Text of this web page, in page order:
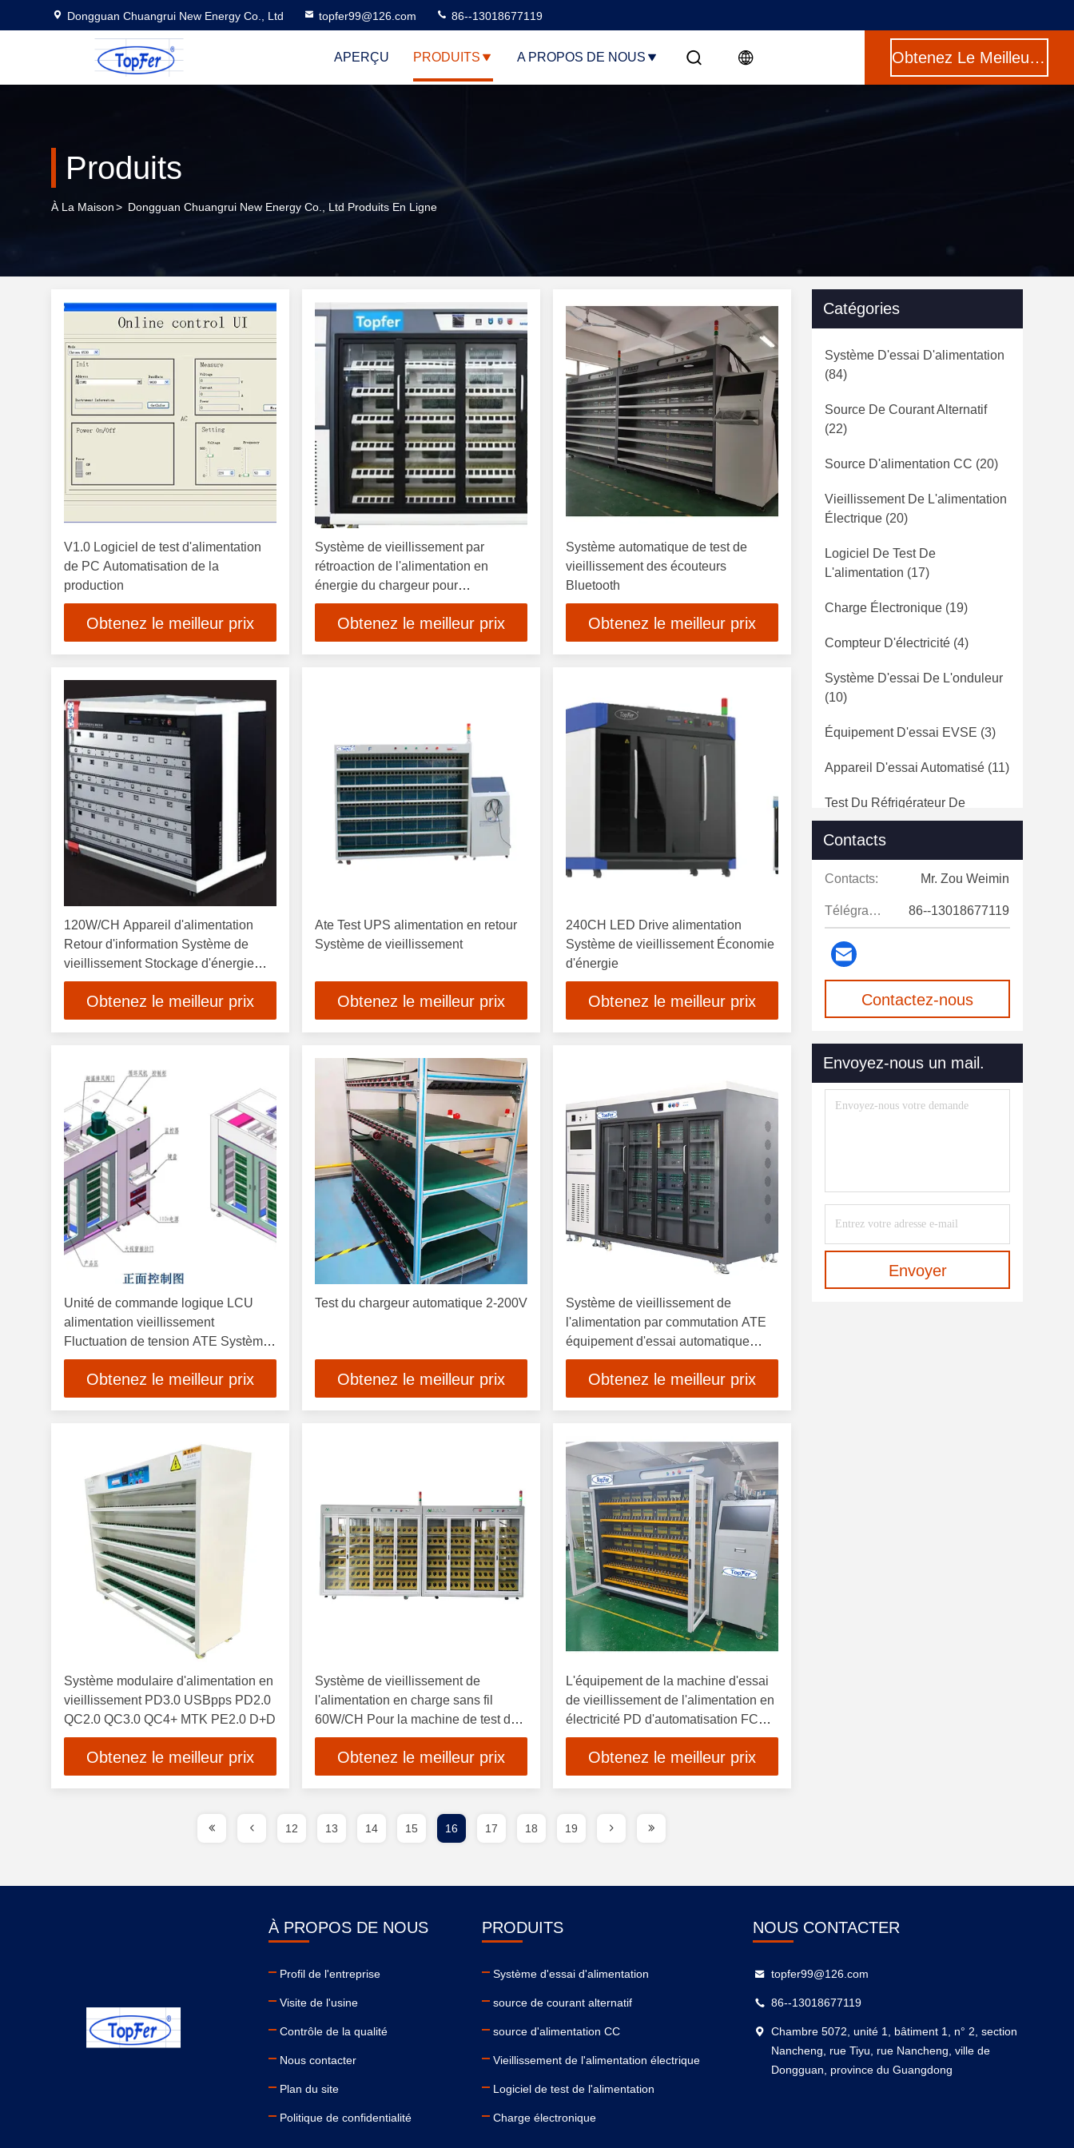
Dongguan Chuangrui New Energy Co., Ltd topfer99@126.com 86--13018677119
APERÇU PRODUITS A PROPOS DE NOUS Obtenez Le Meilleur Prix
Produits
À La Maison> Dongguan Chuangrui New Energy Co., Ltd Produits En Ligne
V1.0 Logiciel de test d'alimentation
de PC Automatisation de la
production
Obtenez le meilleur prix
Système de vieillissement par
rétroaction de l'alimentation en
énergie du chargeur pour
l'équipement d'essai automatique 30
W/CHObtenez le meilleur prix
Système automatique de test de
vieillissement des écouteurs
Bluetooth
Obtenez le meilleur prix
120W/CH Appareil d'alimentation
Retour d'information Système de
vieillissement Stockage d'énergie
Pour la machine d'essai
Obtenez le meilleur prix
Ate Test UPS alimentation en retour
Système de vieillissement
Obtenez le meilleur prix
240CH LED Drive alimentation
Système de vieillissement Économie
d'énergie
Obtenez le meilleur prix
Unité de commande logique LCU
alimentation vieillissement
Fluctuation de tension ATE Systèmes
16PCS
Obtenez le meilleur prix
Test du chargeur automatique 2-200V
Obtenez le meilleur prix
Système de vieillissement de
l'alimentation par commutation ATE
équipement d'essai automatique
OEM
Obtenez le meilleur prix
Système modulaire d'alimentation en
vieillissement PD3.0 USBpps PD2.0
QC2.0 QC3.0 QC4+ MTK PE2.0 D+D
Obtenez le meilleur prix
Système de vieillissement de
l'alimentation en charge sans fil
60W/CH Pour la machine de test du
chargeur
Obtenez le meilleur prix
L'équipement de la machine d'essai
de vieillissement de l'alimentation en
électricité PD d'automatisation FCP
SCP PD3.0
Obtenez le meilleur prix
Catégories
Système D'essai D'alimentation
(84)
Source De Courant Alternatif
(22)
Source D'alimentation CC (20)
Vieillissement De L'alimentation
Électrique (20)
Logiciel De Test De
L'alimentation (17)
Charge Électronique (19)
Compteur D'électricité (4)
Système D'essai De L'onduleur
(10)
Équipement D'essai EVSE (3)
Appareil D'essai Automatisé (11)
Test Du Réfrigérateur De
Refroidissement(10)
Contacts
Contacts: Mr. Zou Weimin
Télégramme: 86--13018677119
Contactez-nous
Envoyez-nous un mail.
Envoyer
12 13 14 15 16 17 18 19
À PROPOS DE NOUS
Profil de l'entreprise
Visite de l'usine
Contrôle de la qualité
Nous contacter
Plan du site
Politique de confidentialité
PRODUITS
Système d'essai d'alimentation
source de courant alternatif
source d'alimentation CC
Vieillissement de l'alimentation électrique
Logiciel de test de l'alimentation
Charge électronique
NOUS CONTACTER
topfer99@126.com
86--13018677119
Chambre 5072, unité 1, bâtiment 1, n° 2, section
Nancheng, rue Tiyu, rue Nancheng, ville de
Dongguan, province du Guangdong